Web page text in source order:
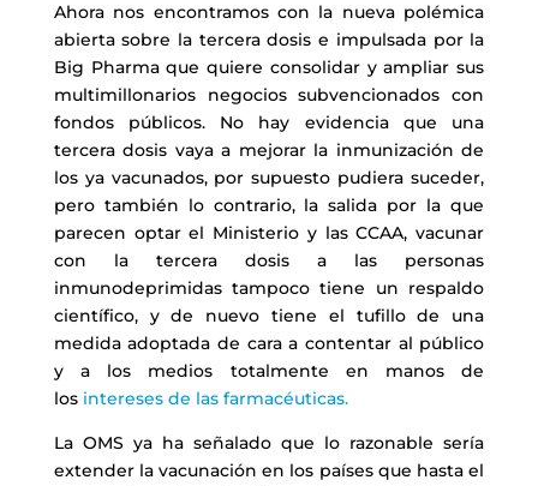
Ahora nos encontramos con la nueva polémica
abierta sobre la tercera dosis e impulsada por la
Big Pharma que quiere consolidar y ampliar sus
multimillonarios negocios subvencionados con
fondos públicos. No hay evidencia que una
tercera dosis vaya a mejorar la inmunización de
los ya vacunados, por supuesto pudiera suceder,
pero también lo contrario, la salida por la que
parecen optar el Ministerio y las CCAA, vacunar
con la tercera dosis a las personas
inmunodeprimidas tampoco tiene un respaldo
científico, y de nuevo tiene el tufillo de una
medida adoptada de cara a contentar al público
y a los medios totalmente en manos de
los intereses de las farmacéuticas.
La OMS ya ha señalado que lo razonable sería
extender la vacunación en los países que hasta el